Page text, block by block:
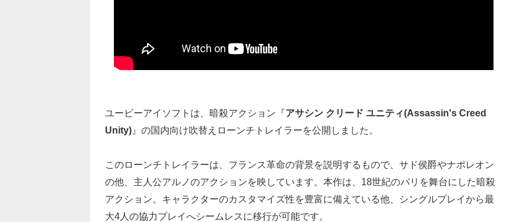
ユービーアイソフトは、暗殺アクション『アサシン クリード ユニティ(Assassin's Creed
Unity) 』の国内向け吹替えローンチトレイラーを公開しました。
このローンチトレイラーは、フランス革命の背景を説明するもので、サド侯爵やナポレオン
の他、主人公アルノのアクションを映しています。本作は、18世紀のパリを舞台にした暗殺
アクション。キャラクターのカスタマイズ性を豊富に備えている他、シングルプレイから最
大4人の協力プレイへシームレスに移行が可能です。